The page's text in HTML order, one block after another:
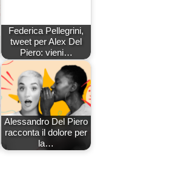
Federica Pellegrini,
tweet per Alex Del
Piero: vieni…
Alessandro Del Piero
racconta il dolore per
la…